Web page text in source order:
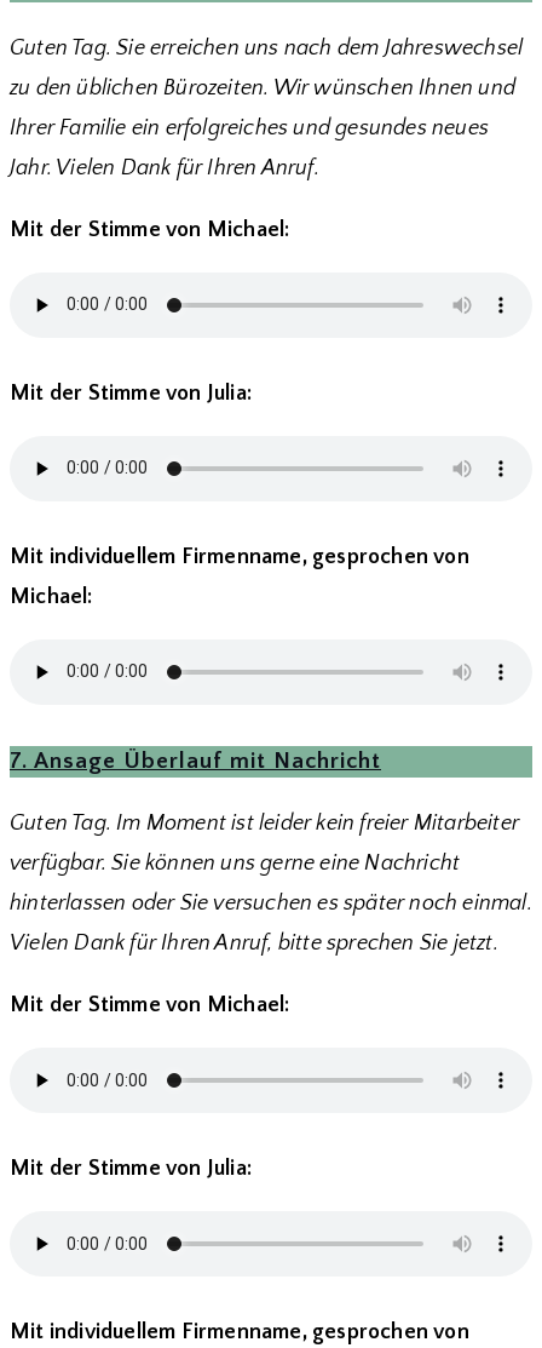
Guten Tag. Sie erreichen uns nach dem Jahreswechsel
zu den üblichen Bürozeiten. Wir wünschen Ihnen und
Ihrer Familie ein erfolgreiches und gesundes neues
Jahr. Vielen Dank für Ihren Anruf.
Mit der Stimme von Michael:
Mit der Stimme von Julia:
Mit individuellem Firmenname, gesprochen von
Michael:
7. Ansage Überlauf mit Nachricht
Guten Tag. Im Moment ist leider kein freier Mitarbeiter
verfügbar. Sie können uns gerne eine Nachricht
hinterlassen oder Sie versuchen es später noch einmal.
Vielen Dank für Ihren Anruf, bitte sprechen Sie jetzt.
Mit der Stimme von Michael:
Mit der Stimme von Julia:
Mit individuellem Firmenname, gesprochen von